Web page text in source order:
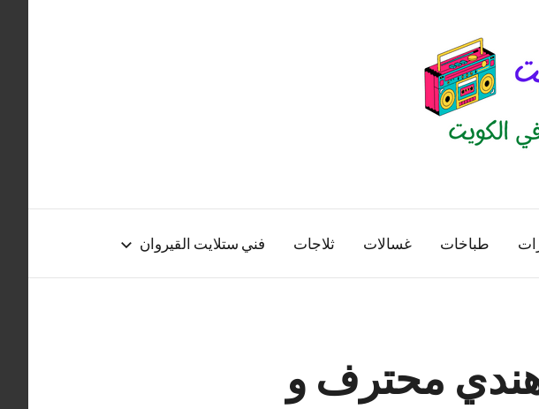
طباخات غسالات ثلاجات فني ستلايت القيروان
محترف و